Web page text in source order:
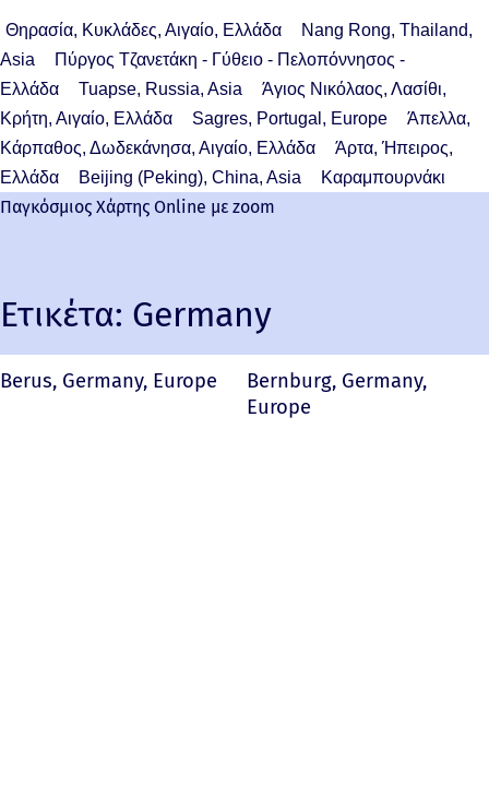
Θηρασία, Κυκλάδες, Αιγαίο, Ελλάδα
Nang Rong, Thailand,
Asia
Πύργος Τζανετάκη - Γύθειο - Πελοπόννησος -
Ελλάδα
Tuapse, Russia, Asia
Άγιος Νικόλαος, Λασίθι,
Κρήτη, Αιγαίο, Ελλάδα
Sagres, Portugal, Europe
Άπελλα,
Κάρπαθος, Δωδεκάνησα, Αιγαίο, Ελλάδα
Άρτα, Ήπειρος,
Ελλάδα
Beijing (Peking), China, Asia Καραμπουρνάκι
Παγκόσμιος Χάρτης Online με zoom
Ετικέτα: Germany
Berus, Germany, Europe
Bernburg, Germany,
Europe